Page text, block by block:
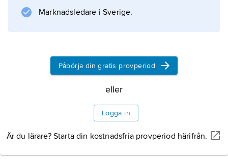
Marknadsledare i Sverige.
Påbörja din gratis provperiod
eller
Logga in
Är du lärare? Starta din kostnadsfria provperiod härifrån.